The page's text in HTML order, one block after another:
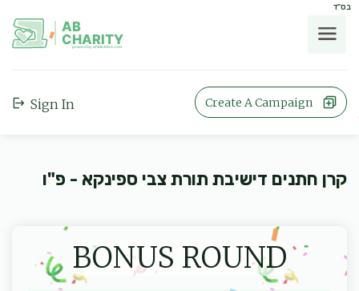
בס"ד
AB
CHARITY
powerd by ahblicklive.com
Sign In Create A Campaign
קרן חתנים דישיבת תורת צבי ספינקא - פ"ו
BONUS ROUND